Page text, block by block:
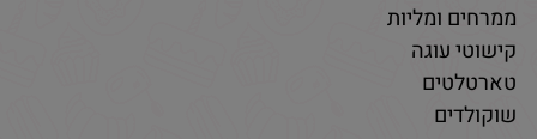
ממרחים ומליות
קישוטי עוגה
טארטלטים
שוקולדים